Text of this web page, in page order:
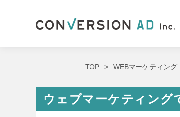
TOP WEBマーケティング
ウェブマーケティング